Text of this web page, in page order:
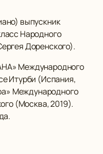
выпускник
Народного
Доренского).
Международного
Итурби (Испания,
Международного
(Москва, 2019).